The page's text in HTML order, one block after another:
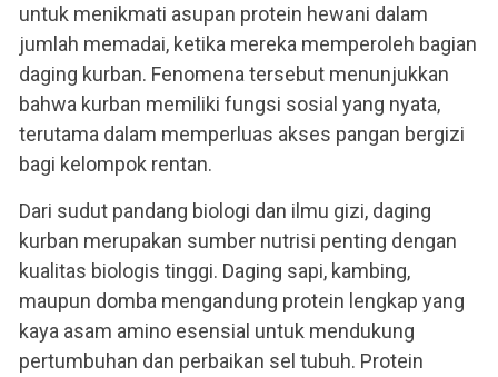
untuk menikmati asupan protein hewani dalam
jumlah memadai, ketika mereka memperoleh bagian
daging kurban. Fenomena tersebut menunjukkan
bahwa kurban memiliki fungsi sosial yang nyata,
terutama dalam memperluas akses pangan bergizi
bagi kelompok rentan.
Dari sudut pandang biologi dan ilmu gizi, daging
kurban merupakan sumber nutrisi penting dengan
kualitas biologis tinggi. Daging sapi, kambing,
maupun domba mengandung protein lengkap yang
kaya asam amino esensial untuk mendukung
pertumbuhan dan perbaikan sel tubuh. Protein